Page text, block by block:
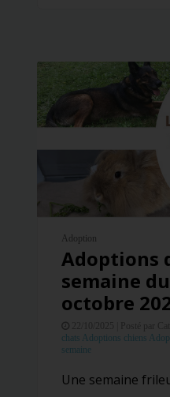
Adoption
Adoptions
semaine
octobre
Posté par
chats Adoptions chiens
semaine
Une semaine